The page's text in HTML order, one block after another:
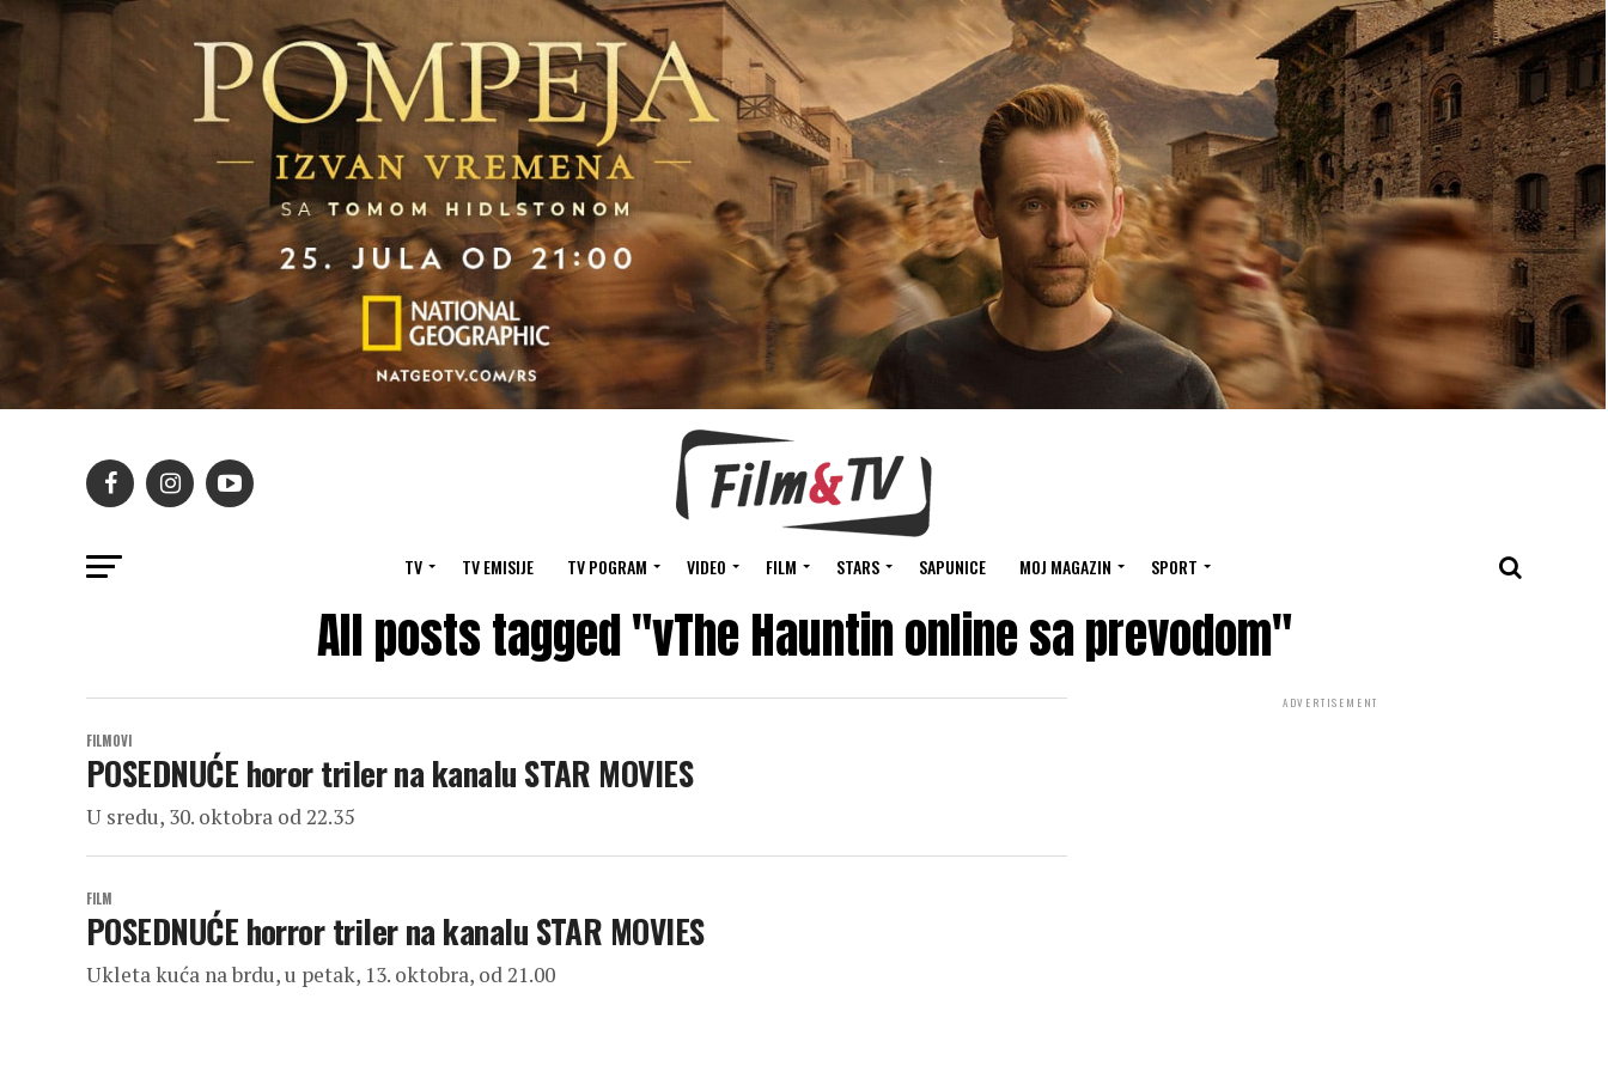
TV TV EMISIJE TV POGRAM VIDEO FILM STARS SAPUNICE MOJ MAGAZIN SPORT
All posts tagged "vThe Hauntin online sa prevodom"
FILMOVI
POSEDNUĆE horor triler na kanalu STAR MOVIES
U sredu, 30. oktobra od 22.35
FILM
POSEDNUĆE horror triler na kanalu STAR MOVIES
Ukleta kuća na brdu, u petak, 13. oktobra, od 21.00
ADVERTISEMENT